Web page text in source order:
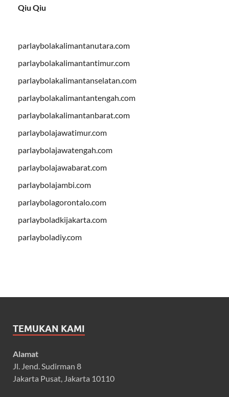
Qiu Qiu
parlaybolakalimantanutara.com
parlaybolakalimantantimur.com
parlaybolakalimantanselatan.com
parlaybolakalimantantengah.com
parlaybolakalimantanbarat.com
parlaybolajawatimur.com
parlaybolajawatengah.com
parlaybolajawabarat.com
parlaybolajambi.com
parlaybolagorontalo.com
parlayboladkijakarta.com
parlayboladiy.com
TEMUKAN KAMI
Alamat
Jl. Jend. Sudirman 8
Jakarta Pusat, Jakarta 10110